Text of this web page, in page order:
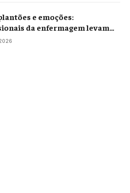
e emoções:
da enfermagem levam
reais ao palco em Campos